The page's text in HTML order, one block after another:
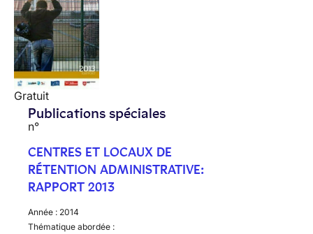
Gratuit
Publications spéciales
n°
CENTRES ET LOCAUX DE
RÉTENTION ADMINISTRATIVE:
RAPPORT 2013
Année : 2014
Thématique abordée :